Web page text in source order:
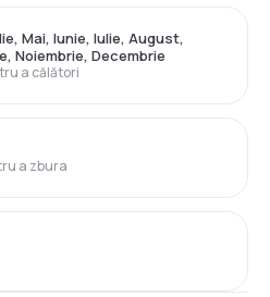
a călători
Mai, Iunie, Iulie, August,
Noiembrie, Decembrie
a zbura